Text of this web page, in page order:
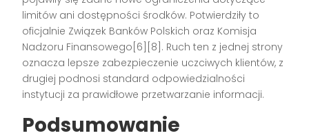
limitów ani dostępności środków. Potwierdziły to
oficjalnie Związek Banków Polskich oraz Komisja
Nadzoru Finansowego[6][8]. Ruch ten z jednej strony
oznacza lepsze zabezpieczenie uczciwych klientów, z
drugiej podnosi standard odpowiedzialności
instytucji za prawidłowe przetwarzanie informacji.
Podsumowanie